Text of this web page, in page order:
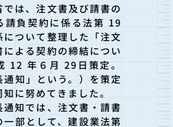
では、注文書及び請書の
請負契約に係る法第 19
について整理した「注文
による契約の締結につい
12 年６月 29日策定。
通知」という。）を策定
に努めてきました。
通知では、注文書・請書
一部として、建設業法第